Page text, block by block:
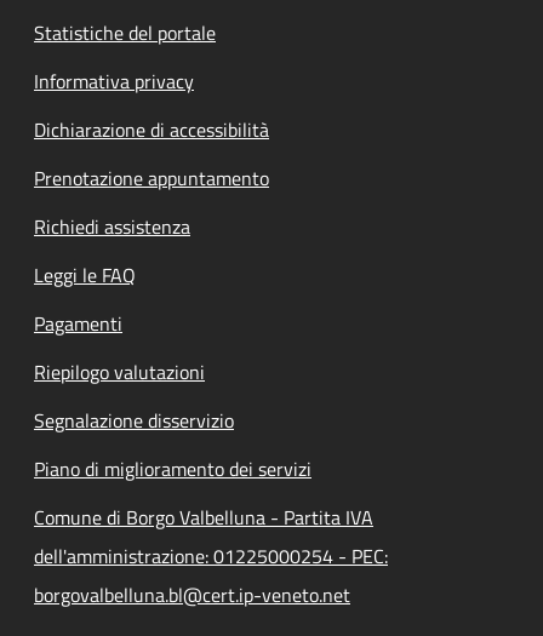
Statistiche del portale
Informativa privacy
Dichiarazione di accessibilità
Prenotazione appuntamento
Richiedi assistenza
Leggi le FAQ
Pagamenti
Riepilogo valutazioni
Segnalazione disservizio
Piano di miglioramento dei servizi
Comune di Borgo Valbelluna - Partita IVA
dell'amministrazione: 01225000254 - PEC:
borgovalbelluna.bl@cert.ip-veneto.net